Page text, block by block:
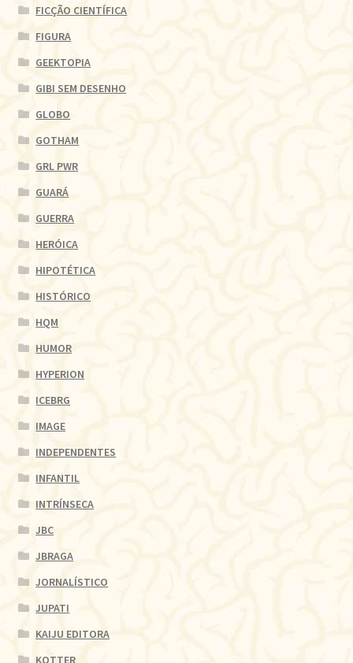
FICÇÃO CIENTÍFICA
FIGURA
GEEKTOPIA
GIBI SEM DESENHO
GLOBO
GOTHAM
GRL PWR
GUARÁ
GUERRA
HERÓICA
HIPOTÉTICA
HISTÓRICO
HQM
HUMOR
HYPERION
ICEBRG
IMAGE
INDEPENDENTES
INFANTIL
INTRÍNSECA
JBC
JBRAGA
JORNALÍSTICO
JUPATI
KAIJU EDITORA
KOTTER